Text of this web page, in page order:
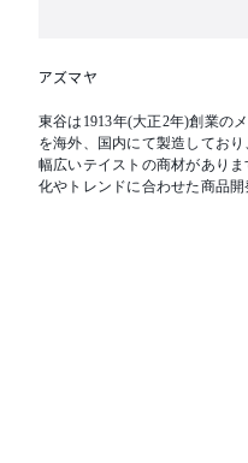
アズマヤ
東谷は1913年(大正2年)創業のメーカーです。 約
を海外、国内にて製造してお
幅広いテイストの商材があります。 雑貨から大型家具まで
化やトレンドに合わせた商品開